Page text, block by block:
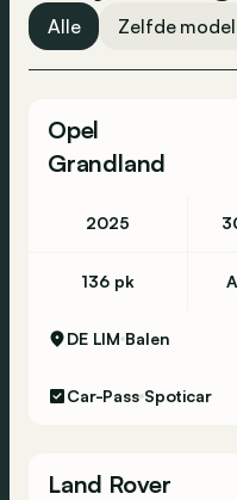
Traction control
ABS
Airbag bestuurder
Airbag passagier
Alle Zelfde model
Opel
Grandland
2025
136 pk
DE LIM Balen
Car-Pass Spoticar
Land Rover